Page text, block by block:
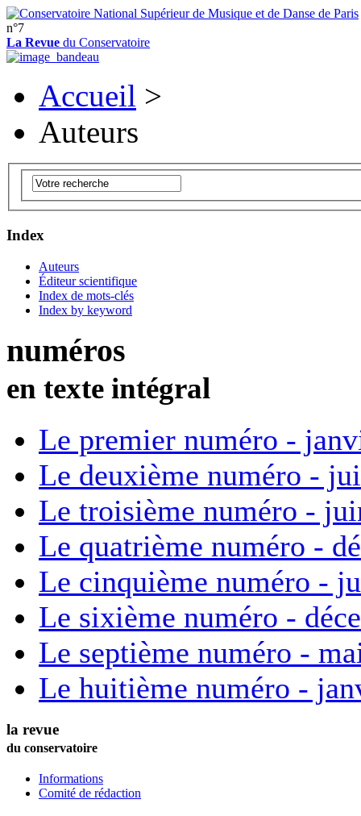
n°7
La Revue du Conservatoire
Accueil >
Auteurs
Index
Auteurs
Éditeur scientifique
Index de mots-clés
Index by keyword
numéros
en texte intégral
Le premier numéro -
Le deuxième numéro -
Le troisième numéro -
Le quatrième numéro -
Le cinquième numéro -
Le sixième numéro -
Le septième numéro -
Le huitième numéro -
la revue
du conservatoire
Informations
Comité de rédaction